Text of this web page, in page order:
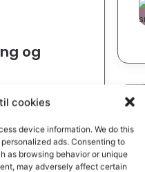
cookies
device information. We do this
ads. Consenting to
as browsing behavior or unique
may adversely affect certain
og
og valnødder
opskrift. Is